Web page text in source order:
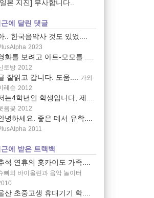
본 지진] 무사합니다..
에 달린 댓글
.. 한국음악사 것도 있었....
2023
화를 보려고 아트-모모를 ....
토방 2012
잘읽고 갑니다. 도움.... 가와
레슨 2012
는4학년인 학생입니다, 제....
음꽃 2012
녕하세요. 좋은 데서 유학....
2011
에 받은 트랙백
석 연휴의 홋카이도 가족....
삐의 바이올린과 음악 놀이터
산 초중고생 휴대기기 학....